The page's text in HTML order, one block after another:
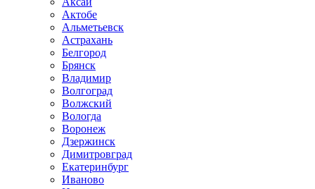
Актобе
Альметьевск
Астрахань
Белгород
Брянск
Владимир
Волгоград
Волжский
Вологда
Воронеж
Дзержинск
Димитровград
Екатеринбург
Иваново